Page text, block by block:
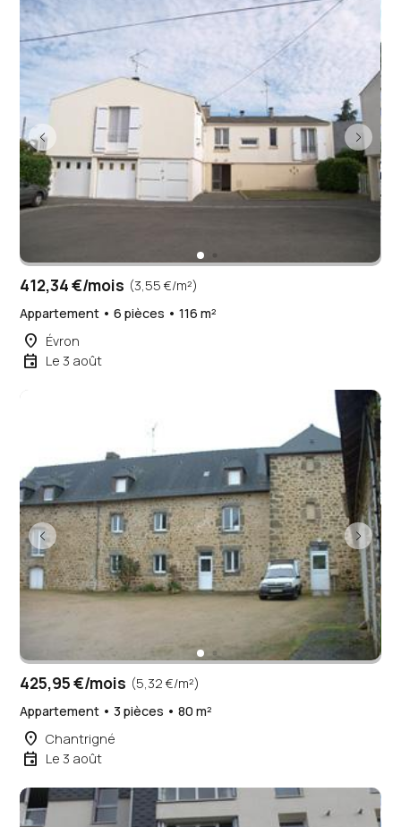
412,34 €/mois (3,55 €/m²)
Appartement • 6 pièces • 116 m²
place Évron
event Le 3 août
425,95 €/mois (5,32 €/m²)
Appartement • 3 pièces • 80 m²
place Chantrigné
event Le 3 août